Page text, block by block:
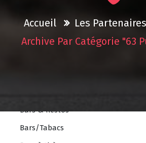
Autos écoles
Concessions
Bars & Restos
Bars/Tabacs
Accueil
Les
Archive Par Catégorie "63